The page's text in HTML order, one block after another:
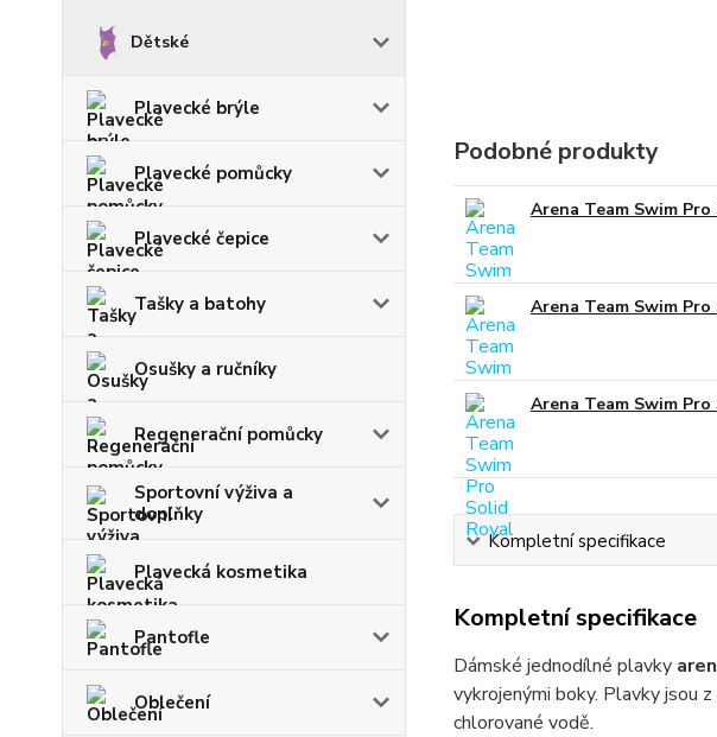
Dětské
Plavecké brýle
Plavecké pomůcky
Plavecké čepice
Tašky a batohy
Osušky a ručníky
Regenerační pomůcky
Sportovní výživa a
doplňky
Plavecká kosmetika
Pantofle
Oblečení
Podobné produkty
Arena Team Swim Pro
Arena Team Swim
Arena Team Swim
Kompletní specifikace
Kompletní specifikace
Dámské jednodílné plavky
vykrojenými boky. Plavky jsou
chlorované vodě.